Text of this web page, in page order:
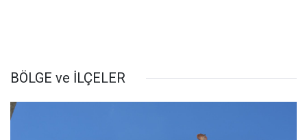
BÖLGE ve İLÇELER